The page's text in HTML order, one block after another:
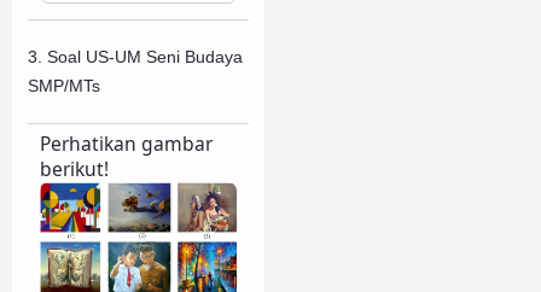
3. Soal US-UM Seni Budaya
SMP/MTs
Perhatikan gambar
berikut!